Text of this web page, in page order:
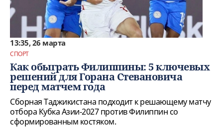
13:35, 26 марта
СПОРТ
Как обыграть Филиппины: 5 ключевых
решений для Горана Стевановича
перед матчем года
Сборная Таджикистана подходит к решающему матчу
отбора Кубка Азии-2027 против Филиппин со
сформированным костяком.